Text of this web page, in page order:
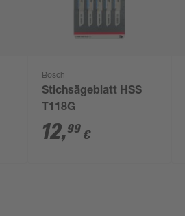
Bosch
Stichsägeblatt HSS
T118G
12,99 €